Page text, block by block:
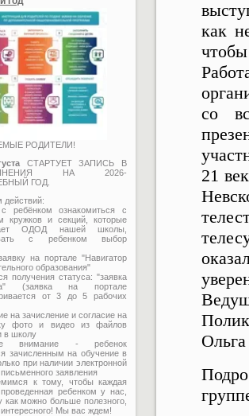
как
со
21
РОДИТЕЛИ!
СТАРТУЕТ ЗАПИСЬ В
НА 2026-
ГОД.
действий:
ребёнком ознакомиться с
кружков и секций, которые
ОДОД нашей школы,
с ребенком выбор
на портале "Навигатор
образования"
получения статуса: "заявка
(заявка на портале
от 3 до 5 рабочих
на зачисление и согласие на
фото и видео из файлов
в школу
внимание - ребенок
зачисленным на обучение в
при наличии электронной
заявления
к тому, чтобы каждая
ребенком у нас,
как можно больше полезного,
интересного! Мы вас ждем!